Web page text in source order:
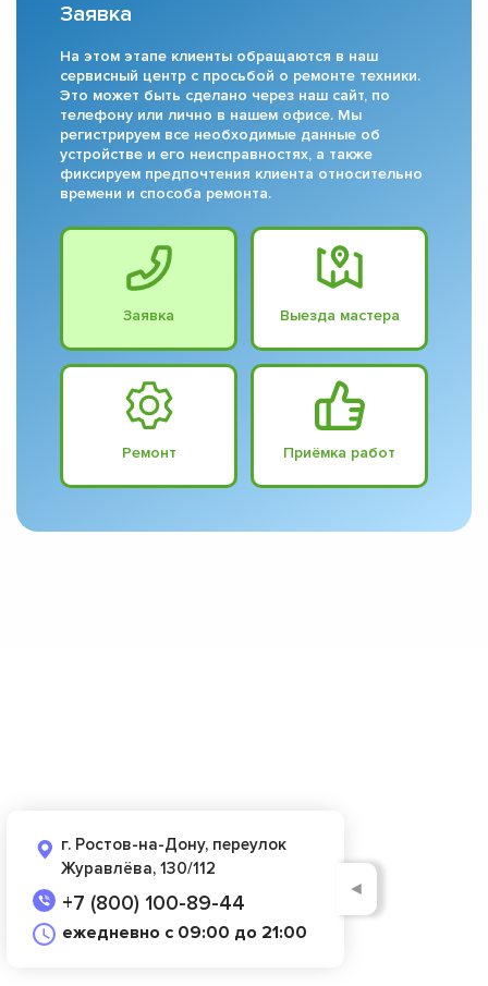
Заявка
На этом этапе клиенты обращаются в наш
сервисный центр с просьбой о ремонте техники.
Это может быть сделано через наш сайт, по
телефону или лично в нашем офисе. Мы
регистрируем все необходимые данные об
устройстве и его неисправностях, а также
фиксируем предпочтения клиента относительно
времени и способа ремонта.
Заявка Выезда мастера
Ремонт Приёмка работ
г. Ростов-на-Дону, переулок
Журавлёва, 130/112
+7 (800) 100-89-44
ежедневно с 09:00 до 21:00
◄